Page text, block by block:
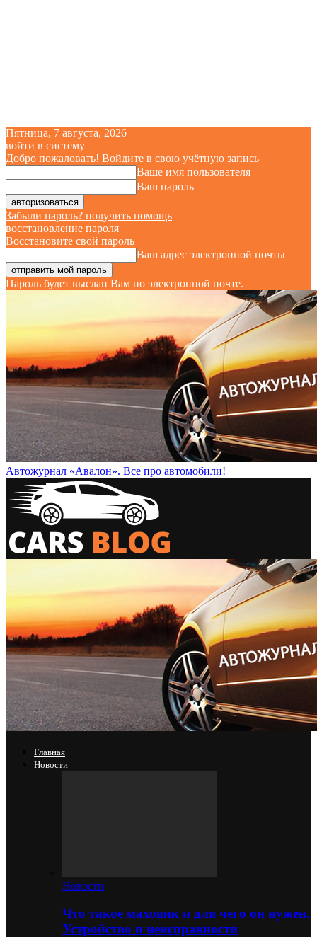
Пятница, 7 августа, 2026
войти в систему
Добро пожаловать! Войдите в свою учётную запись
Ваше имя пользователя
Ваш пароль
Забыли пароль? получить помощь
восстановление пароля
Восстановите свой пароль
Ваш адрес электронной почты
Пароль будет выслан Вам по электронной почте.
Автожурнал «Авалон». Все про автомобили!
Главная
Новости
Новости
Что такое маховик и для чего он нужен.
Устройство и неисправности